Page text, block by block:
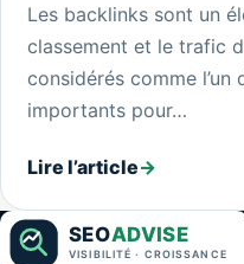
Les backlinks sont un
classement et le trafic
considérés comme l’un
importants pour…
Lire l’article→